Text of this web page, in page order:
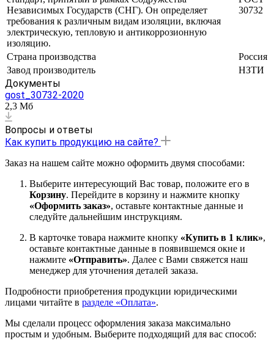
Независимых Государств (СНГ). Он определяет
требования к различным видам изоляции, включая
электрическую, тепловую и антикоррозионную
изоляцию.
30732
Страна производства
Россия
Завод производитель
НЗТИ
Документы
gost_30732-2020
2,3 Мб
Вопросы и ответы
Как купить продукцию на сайте?
Заказ на нашем сайте можно оформить двумя способами:
Выберите интересующий Вас товар, положите его в
Корзину. Перейдите в корзину и нажмите кнопку
«Оформить заказ», оставьте контактные данные и
следуйте дальнейшим инструкциям.
В карточке товара нажмите кнопку «Купить в 1 клик»,
оставьте контактные данные в появившемся окне и
нажмите «Отправить». Далее с Вами свяжется наш
менеджер для уточнения деталей заказа.
Подробности приобретения продукции юридическими
лицами читайте в разделе «Оплата».
Мы сделали процесс оформления заказа максимально
простым и удобным. Выберите подходящий для вас способ: